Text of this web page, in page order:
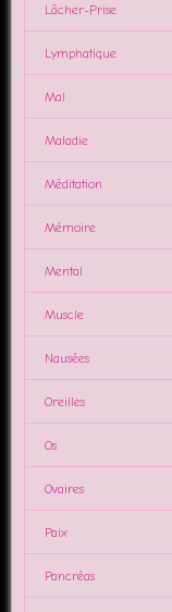
Lâcher-Prise
Lymphatique
Mal
Maladie
Méditation
Mémoire
Mental
Muscle
Nausées
Oreilles
Os
Ovaires
Paix
Pancréas